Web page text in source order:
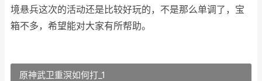
境悬兵这次的活动还是比较好玩的，不是那么单调了，宝
箱不多，希望能对大家有所帮助。
原神武卫重溟如何打_1